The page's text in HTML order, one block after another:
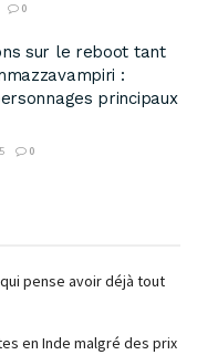
0
sur le reboot tant
:
principaux
0
pense avoir déjà tout
en Inde malgré des prix